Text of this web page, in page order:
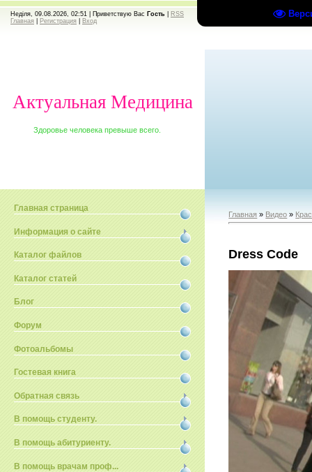
Неділя, 09.08.2026, 02:51 | Приветствую Вас Гость
RSS
Главная
Регистрация Вход
Актуальная Медицина
Здоровье человека превыше всего.
Главная страница
Информация о сайте
Каталог файлов
Каталог статей
Блог
Форум
Фотоальбомы
Гостевая книга
Обратная связь
В помощь студенту.
В помощь абитуриенту.
В помощь врачам проф...
Главная » Видео »
Dress Code